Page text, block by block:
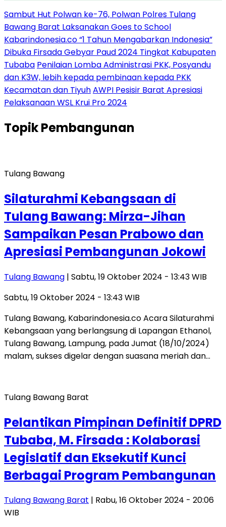
Sambut Hut Polwan ke-76, Polwan Polres Tulang
Bawang Barat Laksanakan Goes to School
Kabarindonesia.co “1 Tahun Mengabarkan Indonesia”
Dibuka Firsada Gebyar Paud 2024 Tingkat Kabupaten
Tubaba Penilaian Lomba Administrasi PKK, Posyandu
dan K3W, lebih kepada pembinaan kepada PKK
Kecamatan dan TiyuhAWPI Pesisir Barat Apresiasi
Pelaksanaan WSL Krui Pro 2024
TopikPembangunan
Tulang Bawang
Silaturahmi Kebangsaan di
Tulang Bawang: Mirza-Jihan
Sampaikan Pesan Prabowo dan
Apresiasi Pembangunan Jokowi
Tulang Bawang | Sabtu, 19 Oktober 2024 - 13:43 WIB
Sabtu, 19 Oktober 2024 - 13:43 WIB
Tulang Bawang, Kabarindonesia.co Acara Silaturahmi
Kebangsaan yang berlangsung di Lapangan Ethanol,
Tulang Bawang, Lampung, pada Jumat (18/10/2024)
malam, sukses digelar dengan suasana meriah dan…
Tulang Bawang Barat
Pelantikan Pimpinan Definitif DPRD
Tubaba, M. Firsada : Kolaborasi
Legislatif dan Eksekutif Kunci
Berbagai Program Pembangunan
Tulang Bawang Barat | Rabu, 16 Oktober 2024 - 20:06
WIB